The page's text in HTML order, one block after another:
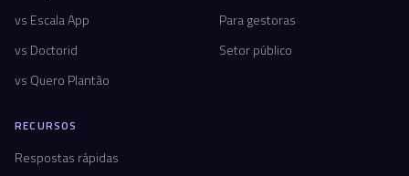
vs Escala App
vs Doctorid
vs Quero Plantão
Para gestoras
Setor público
RECURSOS
Respostas rápidas